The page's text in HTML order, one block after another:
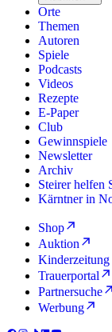
Orte
Themen
Autoren
Spiele
Podcasts
Videos
Rezepte
E-Paper
Club
Gewinnspiele
Newsletter
Archiv
Steirer helfen
Kärntner in
Shop
Auktion
Kinderzeitung
Trauerportal
Partnersuche
Werbung